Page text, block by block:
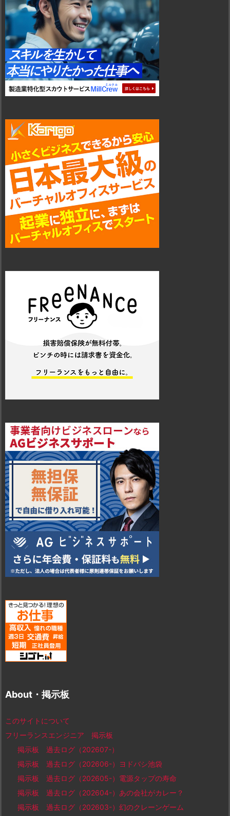
About・掲示板
このサイトについて
フリーランスエンジニア 掲示板
掲示板 過去ログ（202607-）
掲示板 過去ログ（202606-）ヨドバシ池袋
掲示板 過去ログ（202605-）電源タップの寿命
掲示板 過去ログ（202604-）あの会社がカレー？
掲示板 過去ログ（202603-）幻のクレーンゲーム